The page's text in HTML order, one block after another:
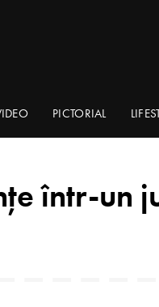
PICTORIAL
într-un